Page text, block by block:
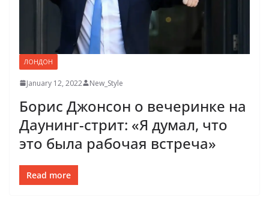
ЛОНДОН
January 12, 2022 New_Style
Борис Джонсон о вечеринке на
Даунинг-стрит: «Я думал, что
это была рабочая встреча»
Read more